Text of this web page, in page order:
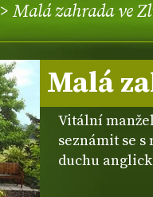
> Malá zahrada ve
Malá
Vitální
seznámit se
duchu